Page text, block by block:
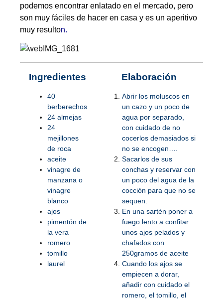
podemos encontrar enlatado en el mercado, pero
son muy fáciles de hacer en casa y es un aperitivo
muy resulton.
Ingredientes
40
berberechos
24 almejas
24
mejillones
de roca
aceite
vinagre de
manzana o
vinagre
blanco
ajos
pimentón de
la vera
romero
tomillo
laurel
Elaboración
Abrir los moluscos en
un cazo y un poco de
agua por separado,
con cuidado de no
cocerlos demasiados si
no se encogen….
Sacarlos de sus
conchas y reservar con
un poco del agua de la
cocción para que no se
sequen.
En una sartén poner a
fuego lento a confitar
unos ajos pelados y
chafados con
250gramos de aceite
Cuando los ajos se
empiecen a dorar,
añadir con cuidado el
romero, el tomillo, el